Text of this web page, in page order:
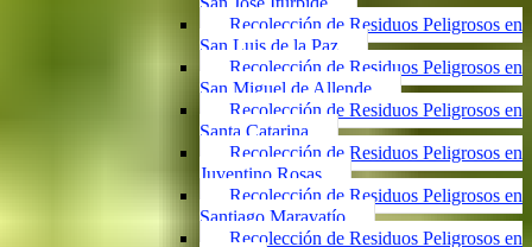
Recolección de Residuos Peligrosos en
San Luis de la Paz
Recolección de Residuos Peligrosos en
San Miguel de Allende
Recolección de Residuos Peligrosos en
Santa Catarina
Recolección de Residuos Peligrosos en
Juventino Rosas
Recolección de Residuos Peligrosos en
Santiago Maravatío
Recolección de Residuos Peligrosos en